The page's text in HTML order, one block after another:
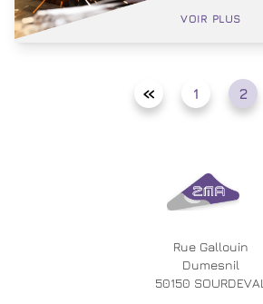
VOIR PLUS
« Précédent1 2
Rue Gallouin
Dumesnil
50150 SOURDEVAL